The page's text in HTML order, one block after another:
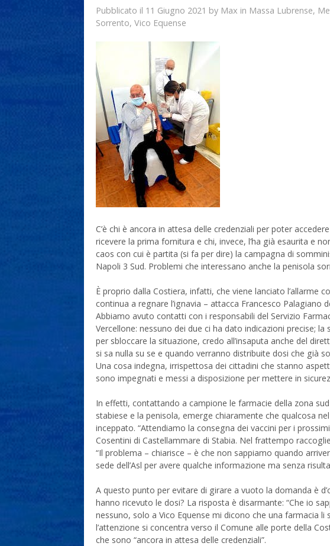
Pubblicato il 11 Giugno 2021 by Max in Massa Lubrense,
Sorrento, Vico Equense
C’è chi è ancora in attesa delle credenziali per poter
ricevere la prima fornitura e chi, invece, l’ha già esaurita e
caos con cui è partita (si fa per dire) la campagna di
Napoli 3 Sud. Problemi che interessano anche la penisola
È proprio dalla Costiera, infatti, che viene lanciato l’allarme
continua a regnare l’ignavia – attacca Francesco Palagiano
Abbiamo avuto contatti con i responsabili del Servizio
Vercellone: nessuno dei due ci ha dato indicazioni precise;
per sbloccare la situazione, credo all’insaputa anche del
si sa nulla su se e quando verranno distribuite dosi che già
Una cosa indegna, irrispettosa dei cittadini che stanno
sono impegnati e messi a disposizione per mettere in
In effetti, contattando a campione le farmacie della zona sud
stabiese e la penisola, emerge chiaramente che qualcosa
inceppato. “Attendiamo la consegna dei vaccini per i
Cosentini di Castellammare di Stabia. Nel frattempo
“Il problema – chiarisce – è che non sappiamo quando
sede dell’Asl per avere qualche informazione ma senza
A questo punto per evitare di girare a vuoto la domanda è
hanno ricevuto le dosi? La risposta è disarmante: “Che io
nessuno, solo a Vico Equense mi dicono che una farmacia
l’attenzione si concentra verso il Comune alle porte della
che sono “ancora in attesa delle credenziali”.